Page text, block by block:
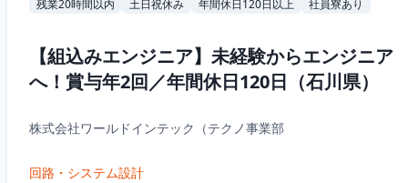
残業20時間以内 土日祝休み 年間休日120日以上 社員寮あり
【組込みエンジニア】未経験からエンジニア
へ！賞与年2回／年間休日120日（石川県）
株式会社ワールドインテック（テクノ事業部
回路・システム設計